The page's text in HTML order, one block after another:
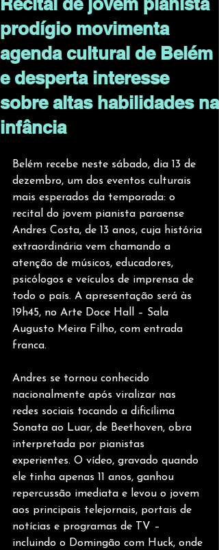
prodígio movimenta
agenda cultural de Belém
e desperta interesse
sobre altas habilidades na
infância
Belém recebe neste sábado, dia 13 de
dezembro, um dos eventos culturais
mais esperados da temporada: o
recital do jovem pianista paraense
Andres Costa, de 13 anos, cuja história
extraordinária vem chamando a
atenção de músicos, educadores,
psicólogos e veículos de imprensa de
todo o país. A apresentação será às
19h45, no Arte Doce Hall – Sala
Augusto Meira Filho, com entrada
franca.
Andres se tornou conhecido
nacionalmente após viralizar nas
redes sociais tocando a dificílima
Sonata ao Luar, de Beethoven, obra
interpretada por pianistas
experientes. O vídeo, gravado quando
ele tinha apenas 11 anos, ganhou
repercussão imediata e levou o jovem
aos principais telejornais, portais de
notícias e programas de TV –
incluindo o Domingão com Huck, onde